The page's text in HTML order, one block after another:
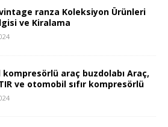
ranza Koleksiyon Ürünleri
ve Kiralama
araç buzdolabı Araç,
ve otomobil sıfır kompresörlü